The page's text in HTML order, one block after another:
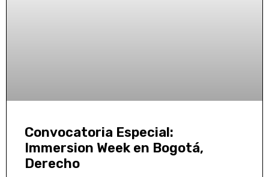
Convocatoria Especial:
Immersion Week en Bogotá,
Derecho